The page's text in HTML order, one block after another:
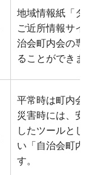
地域情報紙「
ご近所情報サ
治会町内会の
ることができ
平常時は町内
災害時には、
したツールと
い「自治会町
す。